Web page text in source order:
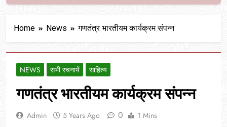
Home News गणतंत्र भारतीयम कार्यक्रम संपन्न
NEWS सभी रचनायें साहित्य
गणतंत्र भारतीयम कार्यक्रम संपन्न
Admin 5 Years Ago 0 1 Mins